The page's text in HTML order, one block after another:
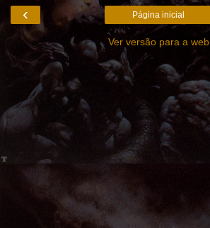
‹ Página inicial
Ver versão para a web